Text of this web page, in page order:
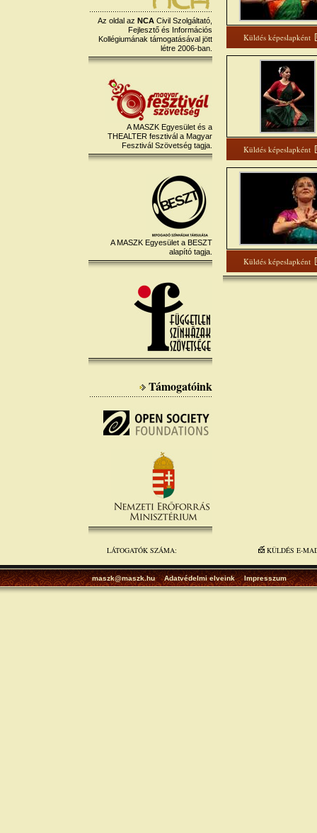
Az oldal az NCA Civil Szolgáltató,
Fejlesztő és Információs
Kollégiumának támogatásával jött
létre 2006-ban.
A MASZK Egyesület és a
THEALTER fesztivál a Magyar
Fesztivál Szövetség tagja.
A MASZK Egyesület a BESZT
alapító tagja.
Támogatóink
Küldés képeslapként
Küldés képeslapként
Küldés képeslapként
LÁTOGATÓK SZÁMA: KÜLDÉS E-
maszk@maszk.hu Adatvédelmi elveink Impresszum